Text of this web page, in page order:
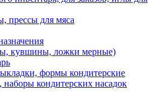
прессы для мяса
кувшины, ложки мерные)
формы кондитерские
наборы кондитерских насадок